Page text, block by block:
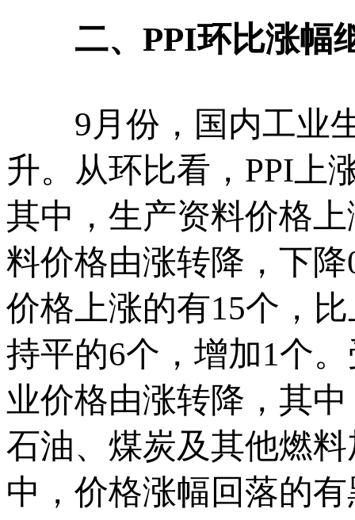
二、 PPI环比涨幅
9月份，国内工业生
升。从环比看，PPI上
其中，生产资料价格
料价格由涨转降，下
价格上涨的有15个，
持平的6个，增加1个
业价格由涨转降，其
石油、煤炭及其他燃
中，价格涨幅回落的